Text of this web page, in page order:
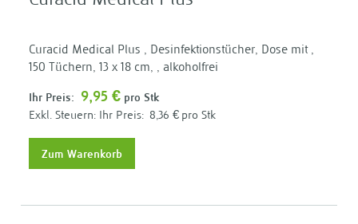
Curacid Medical Plus , Desinfektionstücher, Dose mit ,
150 Tüchern, 13 x 18 cm, , alkoholfrei
Ihr Preis: 9,95 € pro Stk
Ihr Preis: 8,36 € pro Stk
Zum Warenkorb